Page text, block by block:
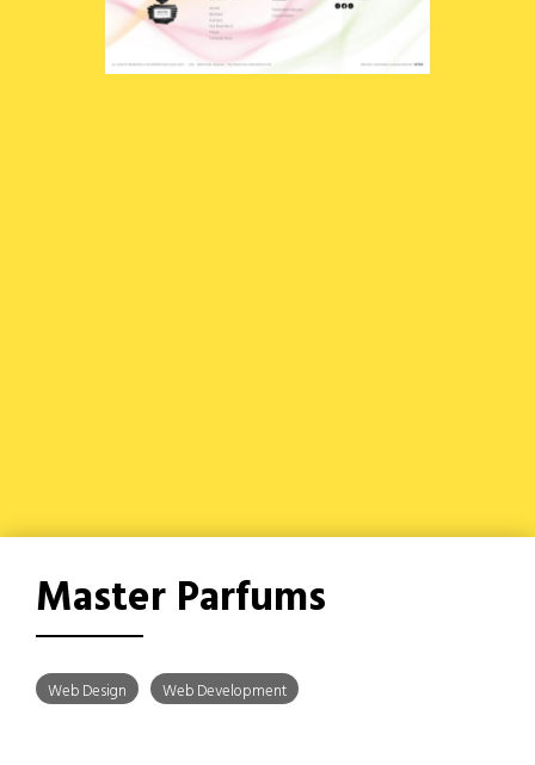
Master Parfums
Web Design Web Development